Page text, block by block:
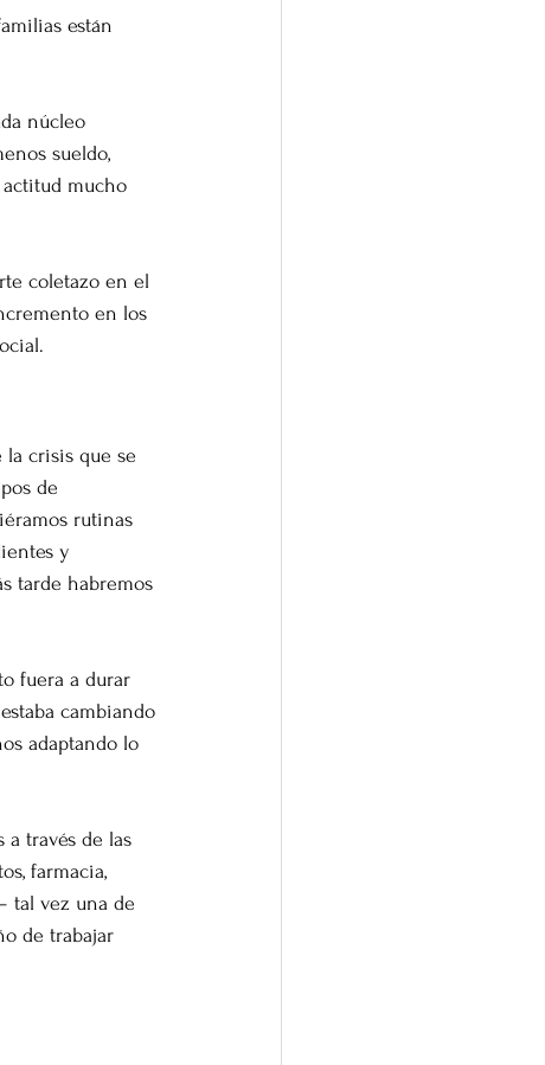
están
núcleo
sueldo,
actitud mucho
coletazo en el
en los
la crisis que se
de
rutinas
y
tarde habremos
fuera a durar
cambiando
adaptando lo
través de las
farmacia,
tal vez una de
de trabajar